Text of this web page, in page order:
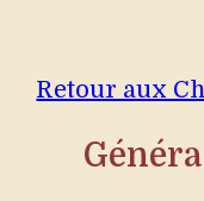
Retour aux